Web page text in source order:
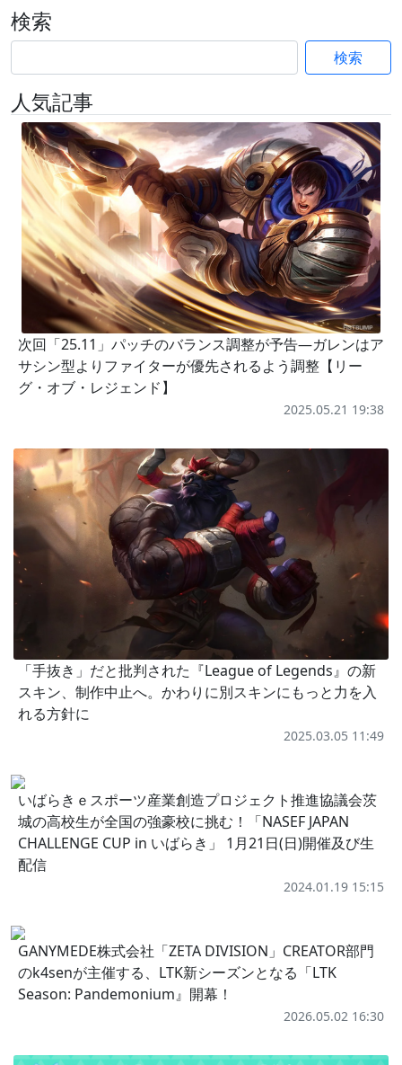
検索
検索
人気記事
次回「25.11」パッチのバランス調整が予告―ガレンはア
サシン型よりファイターが優先されるよう調整【リー
グ・オブ・レジェンド】
2025.05.21 19:38
「手抜き」だと批判された『League of Legends』の新
スキン、制作中止へ。かわりに別スキンにもっと力を入
れる方針に
2025.03.05 11:49
いばらきｅスポーツ産業創造プロジェクト推進協議会茨
城の高校生が全国の強豪校に挑む！「NASEF JAPAN
CHALLENGE CUP in いばらき」 1月21日(日)開催及び生
配信
2024.01.19 15:15
GANYMEDE株式会社「ZETA DIVISION」CREATOR部門
のk4senが主催する、LTK新シーズンとなる「LTK
Season: Pandemonium』開幕！
2026.05.02 16:30